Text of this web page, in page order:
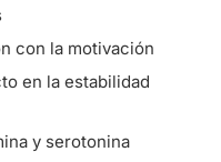
con la motivación
en la estabilidad
y serotonina